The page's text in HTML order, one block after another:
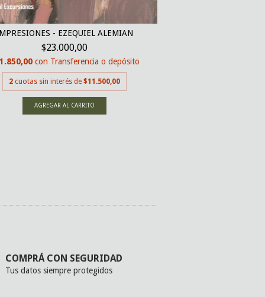
- EZEQUIEL ALEMIAN
$23.000,00
con Transferencia o depósito
2 cuotas sin interés de$11.500,00
COMPRÁ CON SEGURIDAD
Tus datos siempre protegidos